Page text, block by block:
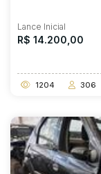
Lance Inicial
R$ 14.200,00
1204 306